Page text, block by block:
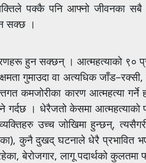
पक्कै पनि आफ्नो जीवनका
सक्छ ।
हुन सक्छन् । आत्महत्याको ९०
गुमाउदा वा अत्यधिक
कमजोरीका कारण आत्महत्या
। धेरैजतो केसमा आत्महत्याको
उच्च जोखिमा हुन्छन्,
कुनै दुखद् घटनाले धेरै प्रभावित
बेरोजगार, लागू पदार्थको